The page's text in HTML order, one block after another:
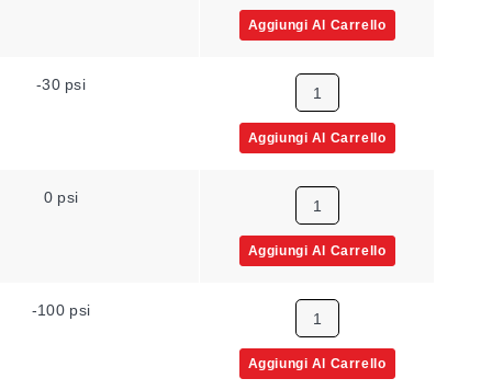
Aggiungi Al Carrello
-30 psi
Aggiungi Al Carrello
0 psi
Aggiungi Al Carrello
-100 psi
Aggiungi Al Carrello